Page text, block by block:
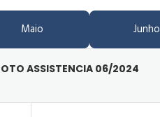
Maio Junho
ASSISTENCIA 06/2024